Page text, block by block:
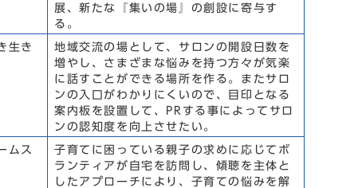
展、新たな『集いの場』の創設に寄与す
る。
生き
地域交流の場として、サロンの開設日数を
増やし、さまざまな悩みを持つ方々が気楽
に話すことができる場所を作る。またサロ
ンの入口がわかりにくいので、目印となる
案内板を設置して、PRする事によってサロ
ンの認知度を向上させたい。
ムス
子育てに困っている親子の求めに応じてボ
ランティアが自宅を訪問し、傾聴を主体と
したアプローチにより、子育ての悩みを解